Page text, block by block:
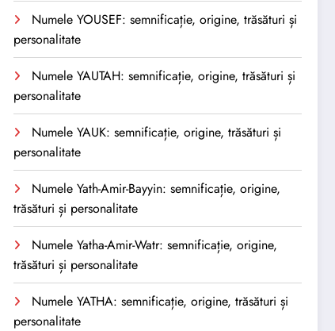
Numele YOUSEF: semnificație, origine, trăsături și
personalitate
Numele YAUTAH: semnificație, origine, trăsături și
personalitate
Numele YAUK: semnificație, origine, trăsături și
personalitate
Numele Yath-Amir-Bayyin: semnificație, origine,
trăsături și personalitate
Numele Yatha-Amir-Watr: semnificație, origine,
trăsături și personalitate
Numele YATHA: semnificație, origine, trăsături și
personalitate